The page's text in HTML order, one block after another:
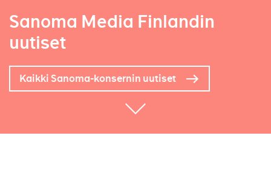
Sanoma Media Finlandin
uutiset
Kaikki Sanoma-konsernin uutiset